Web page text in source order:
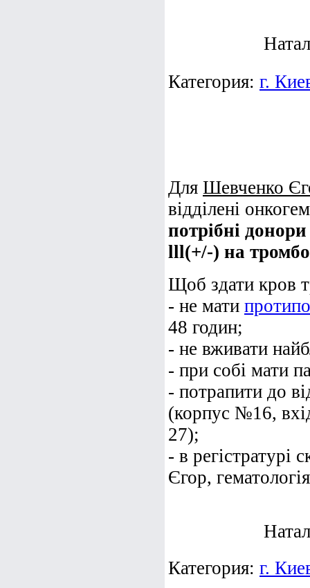
Категория: г.
Для Шевченко
відділені
потрібні
lll(+/-) на
Щоб здати кров
- не мати
48 годин;
- не вживати
- при собі мати
- потрапити до
(корпус №16,
27);
- в регістратурі
Єгор,
Категория: г.